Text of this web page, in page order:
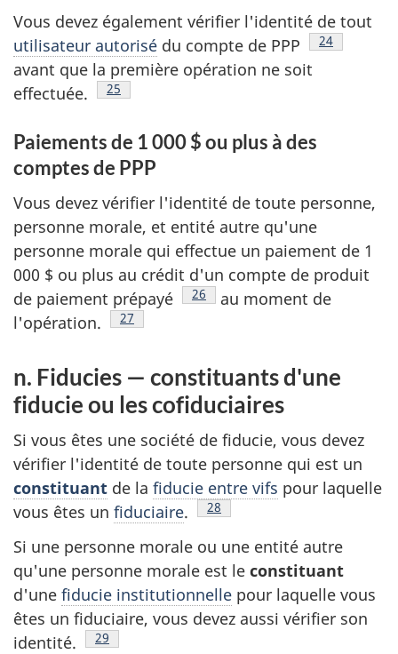
Vous devez également vérifier l'identité de tout
utilisateur autorisé du compte de PPP Note de bas
24
avant que la première opération ne soit
effectuée.
Note de bas de page
25
Paiements de 1 000 $ ou plus à des
comptes de PPP
Vous devez vérifier l'identité de toute personne,
personne morale, et entité autre qu'une
personne morale qui effectue un paiement de 1
000 $ ou plus au crédit d'un compte de produit
de paiement prépayé
Note de bas de page
26
au moment de
l'opération.
Note de bas de page
27
n. Fiducies — constituants d'une
fiducie ou les cofiduciaires
Si vous êtes une société de fiducie, vous devez
vérifier l'identité de toute personne qui est un
constituant de la fiducie entre vifs pour laquelle
vous êtes un fiduciaire. Note de bas de page
28
Si une personne morale ou une entité autre
qu'une personne morale est le constituant
d'une fiducie institutionnelle pour laquelle vous
êtes un fiduciaire, vous devez aussi vérifier son
identité.
Note de bas de page
29